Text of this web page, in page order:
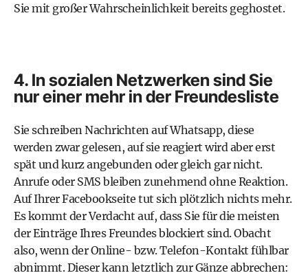
Sie mit großer Wahrscheinlichkeit bereits geghostet.
4. In sozialen Netzwerken sind Sie
nur einer mehr in der Freundesliste
Sie schreiben Nachrichten auf Whatsapp, diese
werden zwar gelesen, auf sie reagiert wird aber erst
spät und kurz angebunden oder gleich gar nicht.
Anrufe oder SMS bleiben zunehmend ohne Reaktion.
Auf Ihrer Facebookseite tut sich plötzlich nichts mehr.
Es kommt der Verdacht auf, dass Sie für die meisten
der Einträge Ihres Freundes blockiert sind. Obacht
also, wenn der Online- bzw. Telefon-Kontakt fühlbar
abnimmt. Dieser kann letztlich zur Gänze abbrechen: